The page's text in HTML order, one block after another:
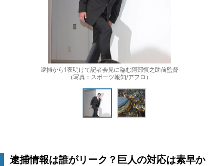
逮捕から1夜明けて記者会見に臨む阿部慎之助前監督
（写真：スポーツ報知/アフロ）
逮捕情報は誰がリーク？巨人の対応は素早か